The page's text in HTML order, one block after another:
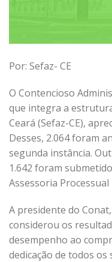
Por: Sefaz- CE
O Contencioso
que integra a
Ceará (Sefaz-CE),
Desses, 2.064 foram
segunda instância.
1.642 foram
Assessoria
A presidente do
considerou os
desempenho ao
dedicação de todos